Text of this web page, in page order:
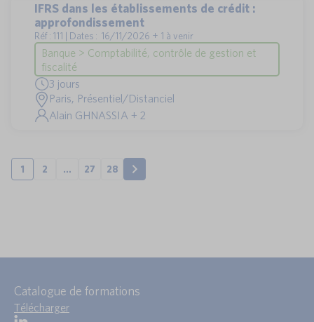
IFRS dans les établissements de crédit :
approfondissement
Réf : 111 | Dates : 16/11/2026 + 1 à venir
Banque > Comptabilité, contrôle de gestion et
fiscalité
3 jours
Paris, Présentiel/Distanciel
Alain GHNASSIA + 2
1 2 … 27 28
Catalogue de formations
Télécharger